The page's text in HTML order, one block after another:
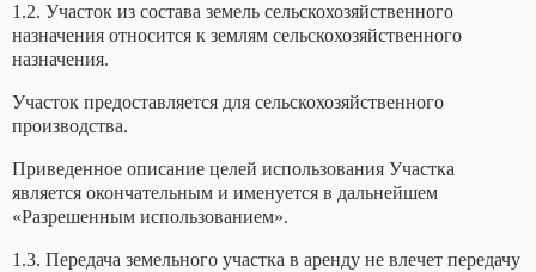
1.2. Участок из состава земель сельскохозяйственного
назначения относится к землям сельскохозяйственного
назначения.
Участок предоставляется для сельскохозяйственного
производства.
Приведенное описание целей использования Участка
является окончательным и именуется в дальнейшем
«Разрешенным использованием».
1.3. Передача земельного участка в аренду не влечет передачу